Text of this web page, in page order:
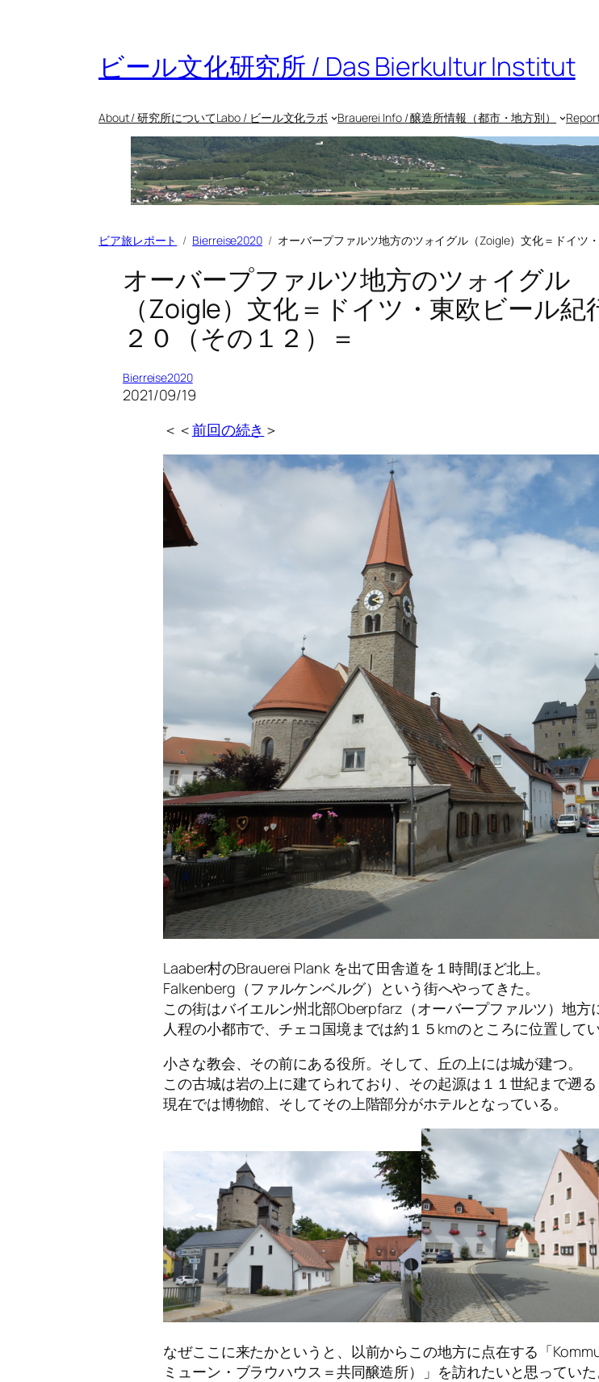
ビール文化研究所 / Das Bierkultur Institut
About / 研究所についてLabo / ビール文化ラボ Brauerei Info / 醸造所情報（都市・地方別）
ビア旅レポート Bierreise2020 オーバープファルツ地方のツォイグル（Zoigle）文化＝ドイツ
オーバープファルツ地方のツォイグル
（Zoigle）文化＝ドイツ・東欧ビール紀
２０（その１２）＝
Bierreise2020
2021/09/19
＜＜前回の続き ＞
Laaber村のBrauerei Plank を出て田舎道を１時間ほど北上。
Falkenberg（ファルケンベルグ）という街へやってきた。
この街はバイエルン州北部Oberpfarz（オーバープファルツ）地方
人程の小都市で、チェコ国境までは約１５kmのところに位置してい
小さな教会、その前にある役所。そして、丘の上には城が建つ。
この古城は岩の上に建てられており、その起源は１１世紀まで遡る
現在では博物館、そしてその上階部分がホテルとなっている。
なぜここに来たかというと、以前からこの地方に点在する「
ミューン・ブラウハウス＝共同醸造所）」を訪れたいと思っていた